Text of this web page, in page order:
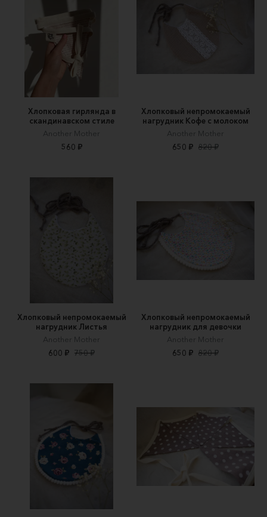
Хлопковая гирлянда в
скандинавском стиле
Another Mother
560 ₽
Хлопковый непромокаемый
нагрудник Кофе с молоком
Another Mother
650 ₽ 820 ₽
Хлопковый непромокаемый
нагрудник Листья
Another Mother
600 ₽ 750 ₽
Хлопковый непромокаемый
нагрудник для девочки
Another Mother
650 ₽ 820 ₽